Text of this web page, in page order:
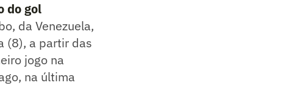
do gol
da Venezuela,
(8), a partir das
jogo na
na última